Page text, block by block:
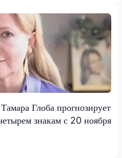
Глоба прогнозирует
знакам с 20 ноября